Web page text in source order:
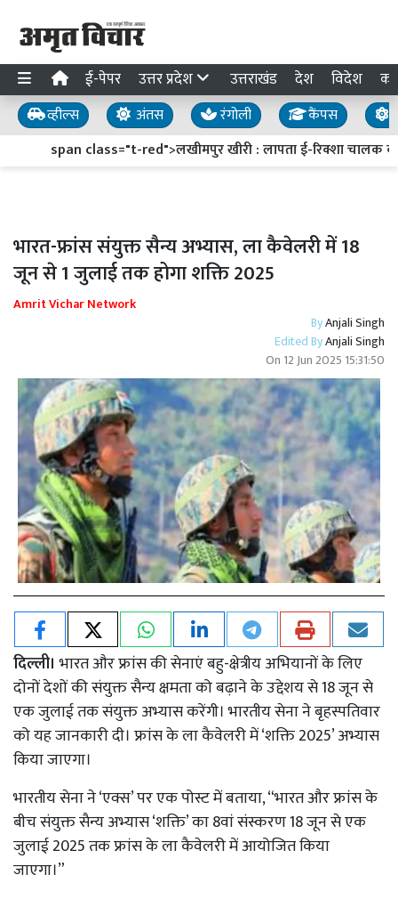
ई-पेपर उत्तर प्रदेश उत्तराखंड देश विदेश
व्हील्स अंतस रंगोली कैंपस
span class="t-red">लखीमपुर खीरी : लापता ई-रिक्शा चालक का
भारत-फ्रांस संयुक्त सैन्य अभ्यास, ला कैवेलरी में 18
जून से 1 जुलाई तक होगा शक्ति 2025
Amrit Vichar Network
ByAnjali Singh
Edited ByAnjali Singh
On 12 Jun 2025 15:31:50
दिल्ली।भारत और फ्रांस की सेनाएं बहु-क्षेत्रीय अभियानों के लिए
दोनों देशों की संयुक्त सैन्य क्षमता को बढ़ाने के उद्देशय से 18 जून से
एक जुलाई तक संयुक्त अभ्यास करेंगी। भारतीय सेना ने बृहस्पतिवार
को यह जानकारी दी। फ्रांस के ला कैवेलरी में ‘शक्ति 2025’ अभ्यास
किया जाएगा।
भारतीय सेना ने ‘एक्स’ पर एक पोस्ट में बताया, “भारत और फ्रांस के
बीच संयुक्त सैन्य अभ्यास ‘शक्ति’ का 8वां संस्करण 18 जून से एक
जुलाई 2025 तक फ्रांस के ला कैवेलरी में आयोजित किया
जाएगा।”